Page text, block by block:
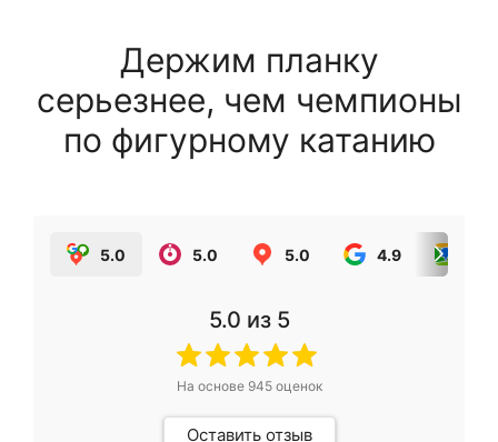
Держим планку
серьезнее, чем чемпионы
по фигурному катанию
5.0 5.0 5.0 4.9
5.0 из 5
На основе 945оценок
Оставить отзыв